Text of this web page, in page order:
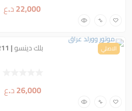
22,000د.ع
الاصلي بلك دينسو | FXE22HR11 | اريديوم عمر طويل
26,000د.ع